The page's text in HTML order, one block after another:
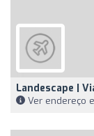
Landescape |
Ver endereço